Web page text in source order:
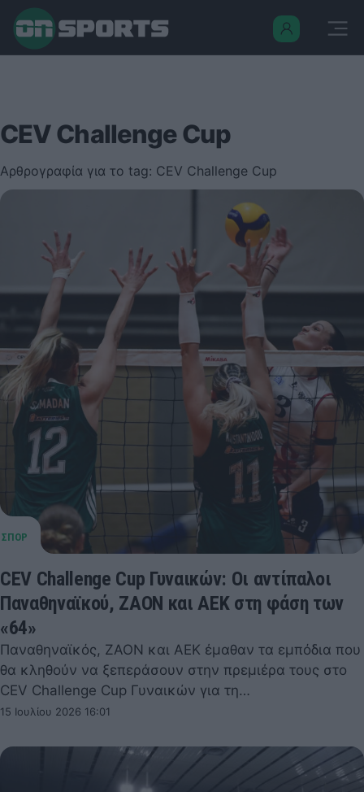
CEV Challenge Cup
Αρθρογραφία για το tag: CEV Challenge Cup
CEV Challenge Cup Γυναικών: Οι αντίπαλοι
Παναθηναϊκού, ΖΑΟΝ και ΑΕΚ στη φάση των
«64»
Παναθηναϊκός, ΖΑΟΝ και ΑΕΚ έμαθαν τα εμπόδια που
θα κληθούν να ξεπεράσουν στην πρεμιέρα τους στο
CEV Challenge Cup Γυναικών για τη…
15 Ιουλίου 2026 16:01